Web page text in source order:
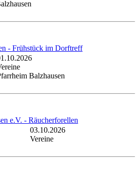
- Frühstück im Dorftreff
Balzhausen
e.V. - Räucherforellen
03.10.2026
Vereine